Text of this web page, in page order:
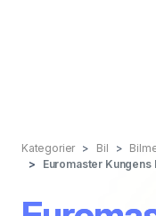
Kategorier Bil
Euromaster Kungens